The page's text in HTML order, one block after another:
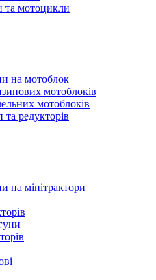
та мотоцикли
на мотоблок
мотоблоків
мотоблоків
редукторів
на мінітрактори